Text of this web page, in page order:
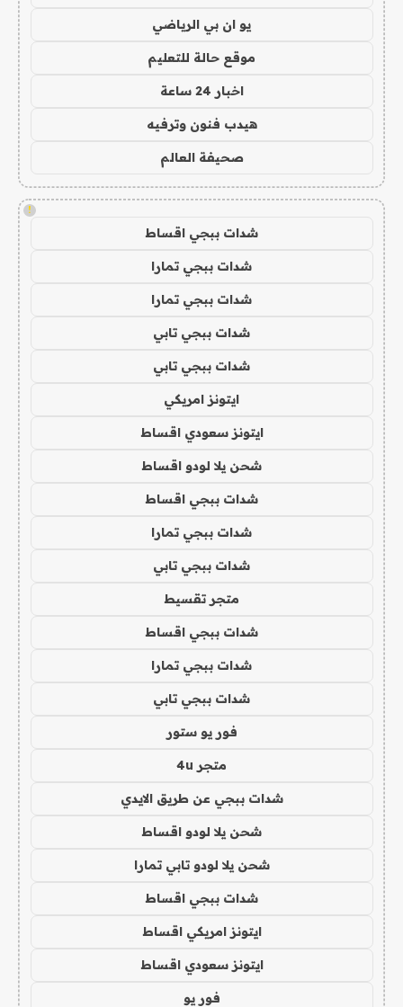
يو ان بي الرياضي
موقع حالة للتعليم
اخبار 24 ساعة
هيدب فنون وترفيه
صحيفة العالم
!
شدات ببجي اقساط
شدات ببجي تمارا
شدات ببجي تمارا
شدات ببجي تابي
شدات ببجي تابي
ايتونز امريكي
ايتونز سعودي اقساط
شحن يلا لودو اقساط
شدات ببجي اقساط
شدات ببجي تمارا
شدات ببجي تابي
متجر تقسيط
شدات ببجي اقساط
شدات ببجي تمارا
شدات ببجي تابي
فور يو ستور
متجر 4u
شدات ببجي عن طريق الايدي
شحن يلا لودو اقساط
شحن يلا لودو تابي تمارا
شدات ببجي اقساط
ايتونز امريكي اقساط
ايتونز سعودي اقساط
فور يو